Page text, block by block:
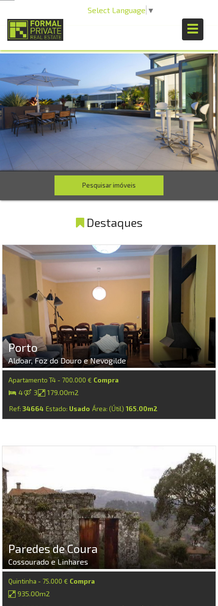
Select Language ▼
Pesquisar imóveis
Destaques
Porto
Aldoar, Foz do Douro e Nevogilde
Apartamento T4 - 700.000 € Compra
4 3 179.00m2
Ref: 34664 Estado: Usado Área: (Útil) 165.00m2
Paredes de Coura
Cossourado e Linhares
Quintinha - 75.000 € Compra
935.00m2